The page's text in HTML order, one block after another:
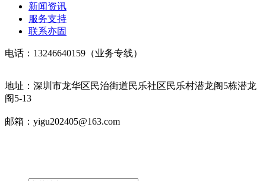
新闻资讯
服务支持
联系亦固
电话：13246640159（业务专线）
地址：深圳市龙华区民治街道民乐社区民乐村潜龙阁5栋潜龙
阁5-13
邮箱：yigu202405@163.com